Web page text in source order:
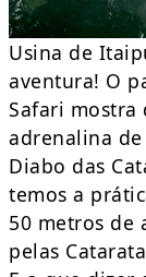
Usina de
aventura! O
Safari mostra
adrenalina
Diabo das
temos a
50 metros de
pelas